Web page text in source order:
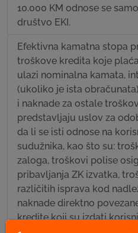
10.000 KM odnose se
društvo EKI.
Efektivna kamatna stopa
troškove kredita koje
ulazi nominalna kamata,
(ukoliko je ista
i naknade za ostale
predstavljaju uslov za
da li se isti odnose na
sudužnika, kao što su:
zaloga, troškovi polise
pribavljanja ZK izvatka,
različitih isprava kod
naknade direktno
kredite koji su izdati